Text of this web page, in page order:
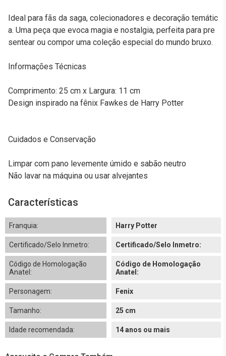
Ideal para fãs da saga, colecionadores e decoração temátic
a. Uma peça que evoca magia e nostalgia, perfeita para pre
sentear ou compor uma coleção especial do mundo bruxo.
Informações Técnicas
Comprimento: 25 cm x Largura: 11 cm
Design inspirado na fênix Fawkes de Harry Potter
Cuidados e Conservação
Limpar com pano levemente úmido e sabão neutro
Não lavar na máquina ou usar alvejantes
Características
Franquia: Harry Potter
Certificado/Selo Inmetro: Certificado/Selo Inmetro:
Código de Homologação
Anatel:
Código de Homologação
Anatel:
Personagem: Fenix
Tamanho: 25 cm
Idade recomendada: 14 anos ou mais